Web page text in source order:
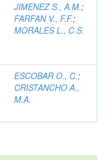
JIMENEZ S., A.M.;
FARFAN V., F.F.;
MORALES L., C.S.
ESCOBAR O., C.;
CRISTANCHO A.,
M.A.